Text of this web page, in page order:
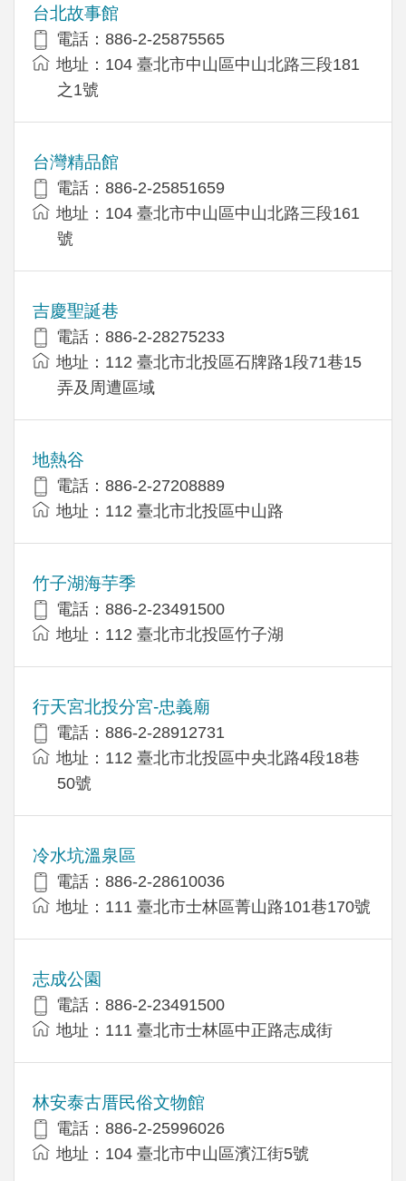
台北故事館
電話：886-2-25875565
地址：104 臺北市中山區中山北路三段181
之1號
台灣精品館
電話：886-2-25851659
地址：104 臺北市中山區中山北路三段161
號
吉慶聖誕巷
電話：886-2-28275233
地址：112 臺北市北投區石牌路1段71巷15
弄及周遭區域
地熱谷
電話：886-2-27208889
地址：112 臺北市北投區中山路
竹子湖海芋季
電話：886-2-23491500
地址：112 臺北市北投區竹子湖
行天宮北投分宮-忠義廟
電話：886-2-28912731
地址：112 臺北市北投區中央北路4段18巷
50號
冷水坑溫泉區
電話：886-2-28610036
地址：111 臺北市士林區菁山路101巷170號
志成公園
電話：886-2-23491500
地址：111 臺北市士林區中正路志成街
林安泰古厝民俗文物館
電話：886-2-25996026
地址：104 臺北市中山區濱江街5號